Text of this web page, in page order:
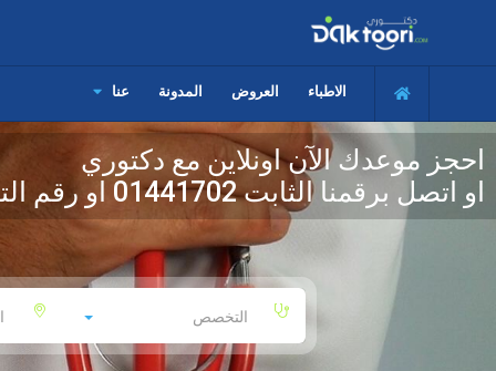
الاطباء العروض المدونة عنا
التخصص
احجز موعدك الآن اونلاين مع دكتوري
او اتصل برقمنا الثابت01441702 او رقم